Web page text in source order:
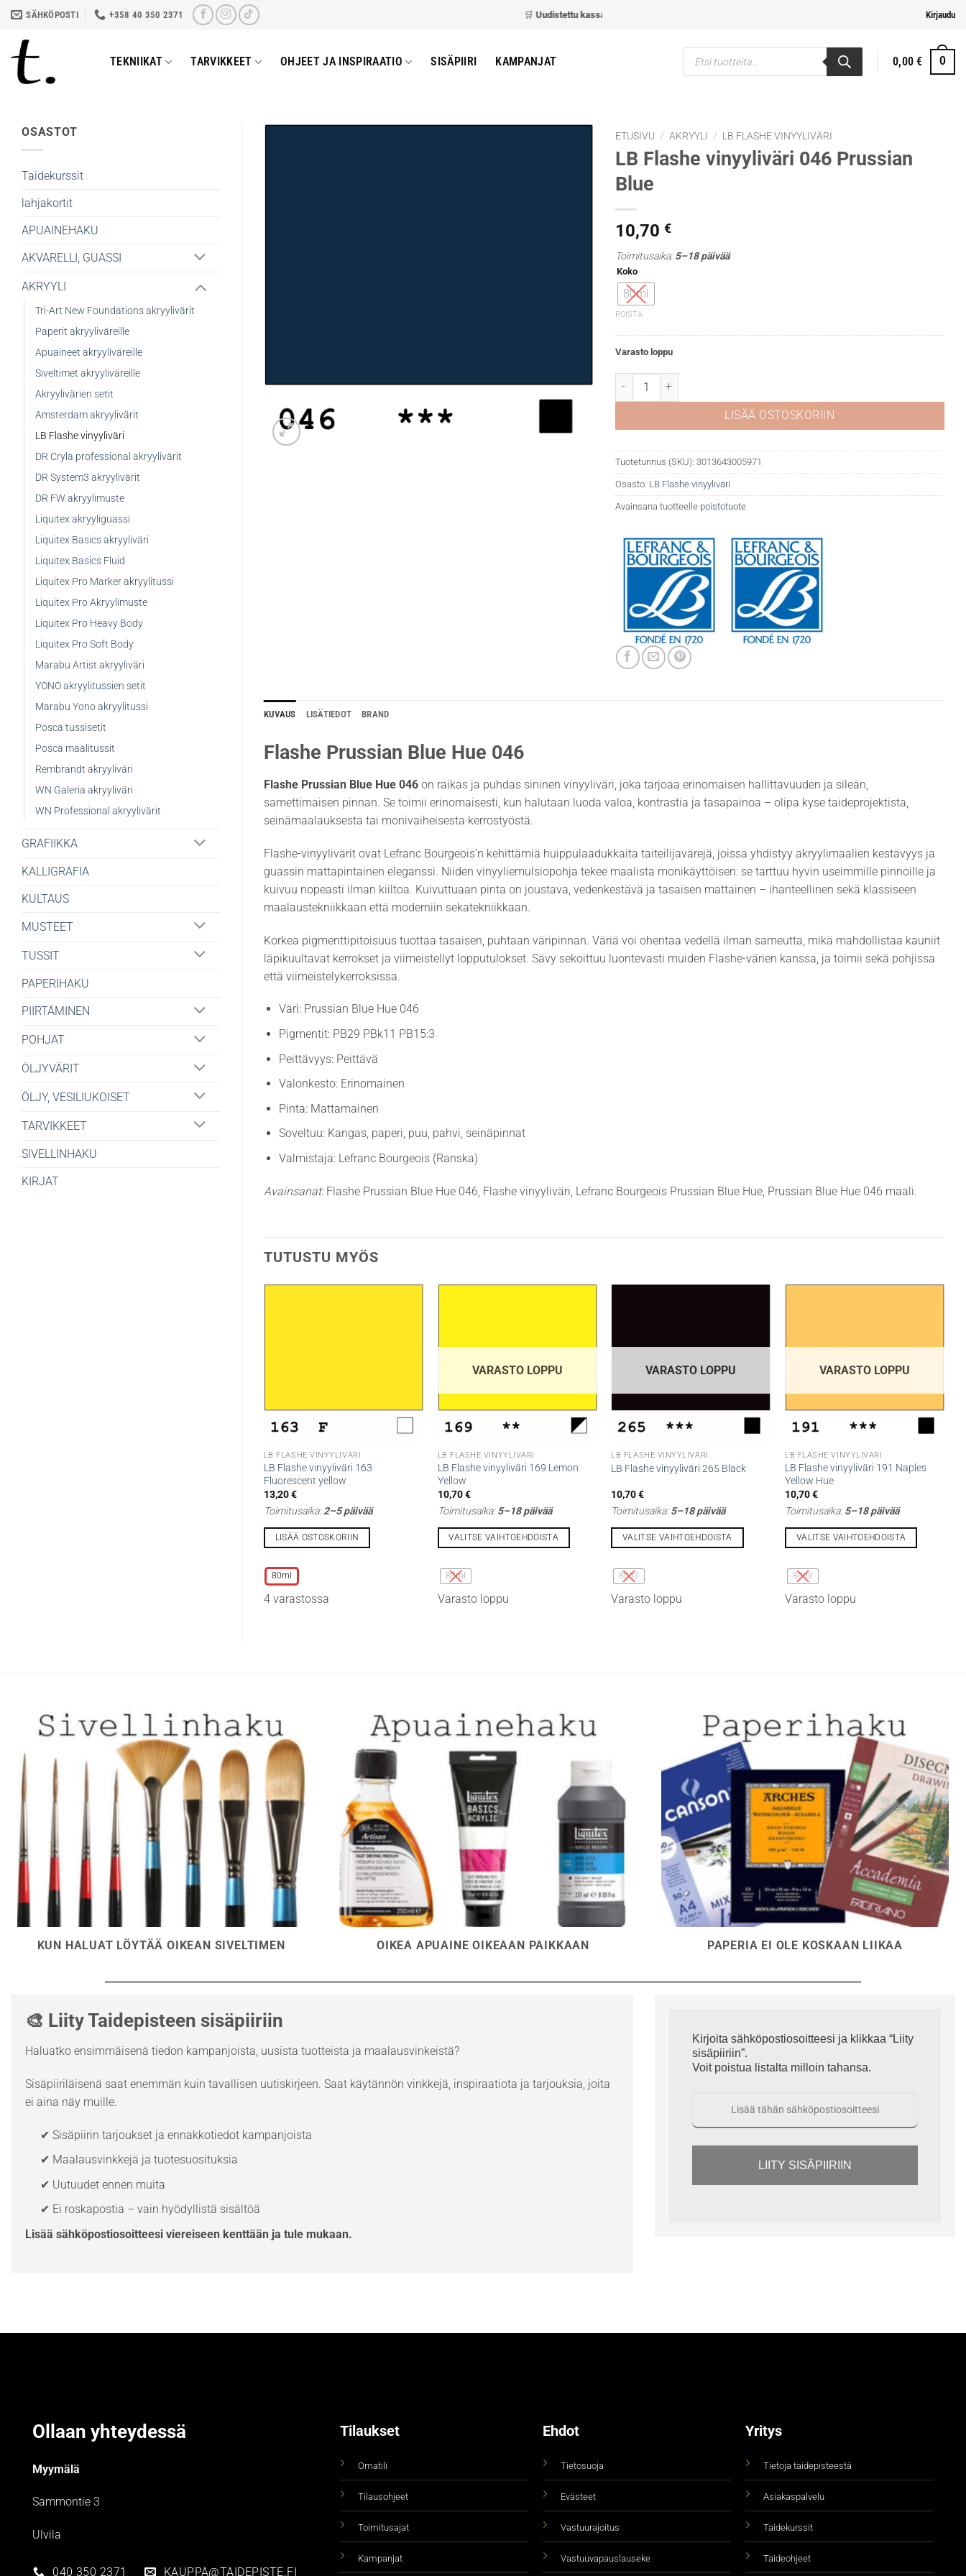
Skip
content
SÄHKÖPOSTI +358 40 350 2371 Uudistettu kassa– nopeampi ja helpompi maksaminen Kirjaudu
TEKNIIKAT TARVIKKEET OHJEET JA INSPIRAATIO SISÄPIIRI KAMPANJAT
Products
search
0,00€ 0
OSASTOT
Taidekurssit
lahjakortit
APUAINEHAKU
AKVARELLI, GUASSI
AKRYYLI
Tri-Art New Foundations akryylivärit
Paperit akryyliväreille
Apuaineet akryyliväreille
Siveltimet akryyliväreille
Akryylivärien setit
Amsterdam akryylivärit
LB Flashe vinyyliväri
DR Cryla professional akryylivärit
DR System3 akryylivärit
DR FW akryylimuste
Liquitex akryyliguassi
Liquitex Basics akryyliväri
Liquitex Basics Fluid
Liquitex Pro Marker akryylitussi
Liquitex Pro Akryylimuste
Liquitex Pro Heavy Body
Liquitex Pro Soft Body
Marabu Artist akryyliväri
YONO akryylitussien setit
Marabu Yono akryylitussi
Posca tussisetit
Posca maalitussit
Rembrandt akryyliväri
WN Galeria akryyliväri
WN Professional akryylivärit
GRAFIIKKA
KALLIGRAFIA
KULTAUS
MUSTEET
TUSSIT
PAPERIHAKU
PIIRTÄMINEN
POHJAT
ÖLJYVÄRIT
ÖLJY, VESILIUKOISET
TARVIKKEET
SIVELLINHAKU
KIRJAT
ETUSIVU / AKRYYLI / LB FLASHE VINYYLIVÄRI
LB Flashe vinyyliväri 046 Prussian
Blue
10,70 €
Toimitusaika:5–18 päivää
Koko
80ml
POISTA
Varasto loppu
LB Flashe vinyyliväri 046 Prussian Blue määrä
LISÄÄ OSTOSKORIIN
Tuotetunnus (SKU): 3013643005971
Osasto: LB Flashe vinyyliväri
Avainsana tuotteelle poistotuote
KUVAUS LISÄTIEDOT BRAND
Flashe Prussian Blue Hue 046
Flashe Prussian Blue Hue 046 on raikas ja puhdas sininen vinyyliväri, joka tarjoaa erinomaisen hallittavuuden ja sileän,
samettimaisen pinnan. Se toimii erinomaisesti, kun halutaan luoda valoa, kontrastia ja tasapainoa – olipa kyse taideprojektista,
seinämaalauksesta tai monivaiheisesta kerrostyöstä.
Flashe-vinyylivärit ovat Lefranc Bourgeois’n kehittämiä huippulaadukkaita taiteilijavärejä, joissa yhdistyy akryylimaalien kestävyys ja
guassin mattapintainen eleganssi. Niiden vinyyliemulsiopohja tekee maalista monikäyttöisen: se tarttuu hyvin useimmille pinnoille ja
kuivuu nopeasti ilman kiiltoa. Kuivuttuaan pinta on joustava, vedenkestävä ja tasaisen mattainen – ihanteellinen sekä klassiseen
maalaustekniikkaan että moderniin sekatekniikkaan.
Korkea pigmenttipitoisuus tuottaa tasaisen, puhtaan väripinnan. Väriä voi ohentaa vedellä ilman sameutta, mikä mahdollistaa kauniit
läpikuultavat kerrokset ja viimeistellyt lopputulokset. Sävy sekoittuu luontevasti muiden Flashe-värien kanssa, ja toimii sekä pohjissa
että viimeistelykerroksissa.
Väri: Prussian Blue Hue 046
Pigmentit: PB29 PBk11 PB15:3
Peittävyys: Peittävä
Valonkesto: Erinomainen
Pinta: Mattamainen
Soveltuu: Kangas, paperi, puu, pahvi, seinäpinnat
Valmistaja: Lefranc Bourgeois (Ranska)
Avainsanat:Flashe Prussian Blue Hue 046, Flashe vinyyliväri, Lefranc Bourgeois Prussian Blue Hue, Prussian Blue Hue 046 maali.
TUTUSTU MYÖS
LB FLASHE VINYYLIVÄRI
LB Flashe vinyyliväri 163
Fluorescent yellow
13,20€
Toimitusaika:2–5 päivää
LISÄÄ OSTOSKORIIN
tuotteella
on
useampi
80ml
4 varastossa
VARASTO LOPPU
LB FLASHE VINYYLIVÄRI
LB Flashe vinyyliväri 169 Lemon
Yellow
10,70€
Toimitusaika:5–18 päivää
VALITSE VAIHTOEHDOISTA
tuotteella
useampi
80ml
Varasto loppu
VARASTO LOPPU
LB FLASHE VINYYLIVÄRI
LB Flashe vinyyliväri 265 Black
10,70€
Toimitusaika:5–18 päivää
VALITSE VAIHTOEHDOISTA
tuotteella
useampi
80ml
Varasto loppu
VARASTO LOPPU
LB FLASHE VINYYLIVÄRI
LB Flashe vinyyliväri 191 Naples
Yellow Hue
10,70€
Toimitusaika:5–18 päivää
VALITSE VAIHTOEHDOISTA
tuotteella
useampi
80ml
Varasto loppu
KUN HALUAT LÖYTÄÄ OIKEAN SIVELTIMEN OIKEA APUAINE OIKEAAN PAIKKAAN PAPERIA EI OLE KOSKAAN LIIKAA
🎨 Liity Taidepisteen sisäpiiriin
Haluatko ensimmäisenä tiedon kampanjoista, uusista tuotteista ja maalausvinkeistä?
Sisäpiiriläisenä saat enemmän kuin tavallisen uutiskirjeen. Saat käytännön vinkkejä, inspiraatiota ja tarjouksia, joita
ei aina näy muille.
✔ Sisäpiirin tarjoukset ja ennakkotiedot kampanjoista
✔ Maalausvinkkejä ja tuotesuosituksia
✔ Uutuudet ennen muita
✔ Ei roskapostia – vain hyödyllistä sisältöä
Lisää sähköpostiosoitteesi viereiseen kenttään ja tule mukaan.
Kirjoita sähköpostiosoitteesi ja klikkaa “Liity
sisäpiiriin”.
Voit poistua listalta milloin tahansa.
LIITY SISÄPIIRIIN
Ollaan yhteydessä
Myymälä
Sammontie 3
Ulvila
040 350 2371 KAUPPA@TAIDEPISTE.FI
Tilaukset
Omatili
Tilausohjeet
Toimitusajat
Kampanjat
Ehdot
Tietosuoja
Evästeet
Vastuurajoitus
Vastuuvapauslauseke
Yritys
Tietoja taidepisteestä
Asiakaspalvelu
Taidekurssit
Taideohjeet